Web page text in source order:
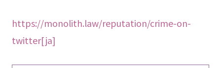
https://monolith.law/reputation/crime-on-
twitter[ja]